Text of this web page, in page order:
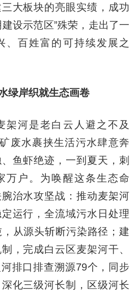
大板块的亮眼实绩，成功
设示范区”殊荣，走出了一
、百姓富的可持续发展之
岸织就生态画卷
河是老白云人避之不及
废水裹挟生活污水肆意奔
鱼虾绝迹，一到夏天，刺
万户。为唤醒这条生态命
治水攻坚战：推动麦架河
运行，全流域污水日处理
从源头斩断污染路径；建
，完成白云区麦架河干、
排口排查溯源79个，同步
化三级河长制，区级河长